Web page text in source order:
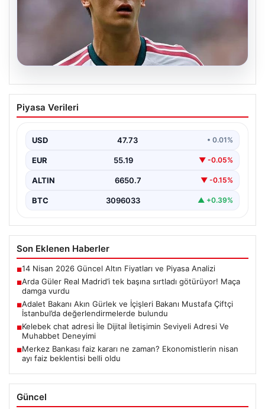
Arda Güler Real Madrid’i tek başına
sırtladı götürüyor! Maça damga vurdu
Piyasa Verileri
USD 47.73 • 0.01%
EUR 55.19 ▼ -0.05%
ALTIN 6650.7 ▼ -0.15%
BTC 3096033 ▲ +0.39%
Son Eklenen Haberler
■14 Nisan 2026 Güncel Altın Fiyatları ve Piyasa Analizi
■Arda Güler Real Madrid’i tek başına sırtladı götürüyor! Maça
damga vurdu
■Adalet Bakanı Akın Gürlek ve İçişleri Bakanı Mustafa Çiftçi
İstanbul’da değerlendirmelerde bulundu
■Kelebek chat adresi İle Dijital İletişimin Seviyeli Adresi Ve
Muhabbet Deneyimi
■Merkez Bankası faiz kararı ne zaman? Ekonomistlerin nisan
ayı faiz beklentisi belli oldu
Güncel